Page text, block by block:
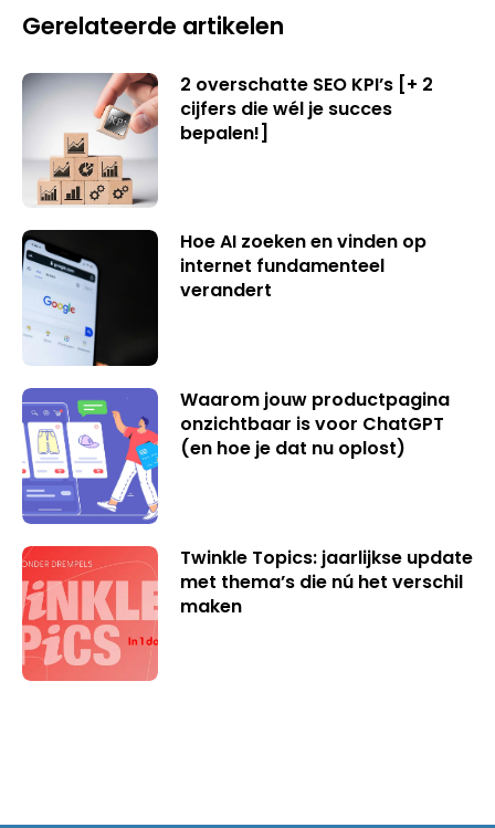
Gerelateerde artikelen
2 overschatte SEO KPI’s [+ 2
cijfers die wél je succes
bepalen!]
Hoe AI zoeken en vinden op
internet fundamenteel
verandert
Waarom jouw productpagina
onzichtbaar is voor ChatGPT
(en hoe je dat nu oplost)
Twinkle Topics: jaarlijkse update
met thema’s die nú het verschil
maken